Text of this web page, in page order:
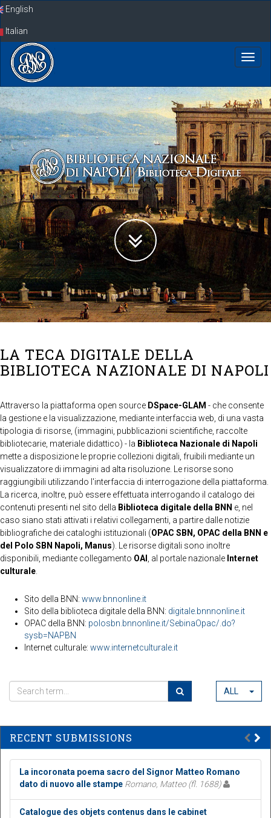
SkipEnglish
Italian
LA TECA DIGITALE DELLA
BIBLIOTECA NAZIONALE DI NAPOLI
Attraverso la piattaforma open source DSpace-GLAM - che consente
la gestione e la visualizzazione, mediante interfaccia web, di una vasta
tipologia di risorse, (immagini, pubblicazioni scientifiche, raccolte
bibliotecarie, materiale didattico) - la Biblioteca Nazionale di Napoli
mette a disposizione le proprie collezioni digitali, fruibili mediante un
visualizzatore di immagini ad alta risoluzione. Le risorse sono
raggiungibili utilizzando l'interfaccia di interrogazione della piattaforma.
La ricerca, inoltre, può essere effettuata interrogando il catalogo dei
contenuti presenti nel sito della Biblioteca digitale della BNN e, nel
caso siano stati attivati i relativi collegamenti, a partire dalle notizie
bibliografiche dei cataloghi istituzionali (OPAC SBN, OPAC della BNN e
del Polo SBN Napoli, Manus). Le risorse digitali sono inoltre
disponibili, mediante collegamento OAI , al portale nazionale Internet
culturale
Sito della BNN: www.bnnonline.it
Sito della biblioteca digitale della BNN: digitale.bnnnonline.it
OPAC della BNN: polosbn.bnnonline.it/SebinaOpac/.do?
sysb=NAPBN
Internet culturale: www.internetculturale.it
ALL
RECENT SUBMISSIONS
La incoronata poema sacro del Signor Matteo Romano
dato di nuovo alle stampe Romano, Matteo (fl. 1688)
Catalogue des objets contenus dans le cabinet